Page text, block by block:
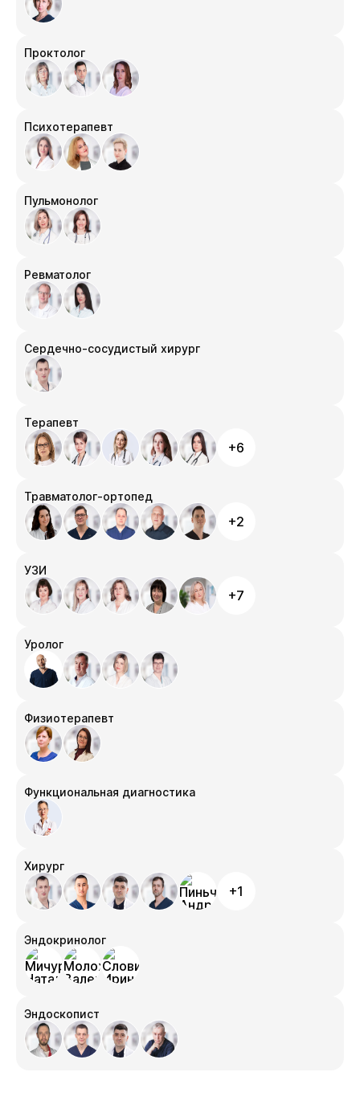
Проктолог
Психотерапевт
Пульмонолог
Ревматолог
Сердечно-сосудистый хирург
Терапевт
+6
Травматолог-ортопед
+2
УЗИ
+7
Уролог
Физиотерапевт
Функциональная диагностика
Хирург
+1
Эндокринолог
Эндоскопист